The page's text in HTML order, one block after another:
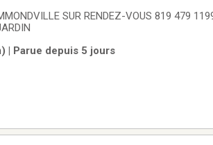
VOUS 819 479 1199 BEAUCOUP D’OUTILS EN SPÉCIAL
| Parue depuis 5 jours